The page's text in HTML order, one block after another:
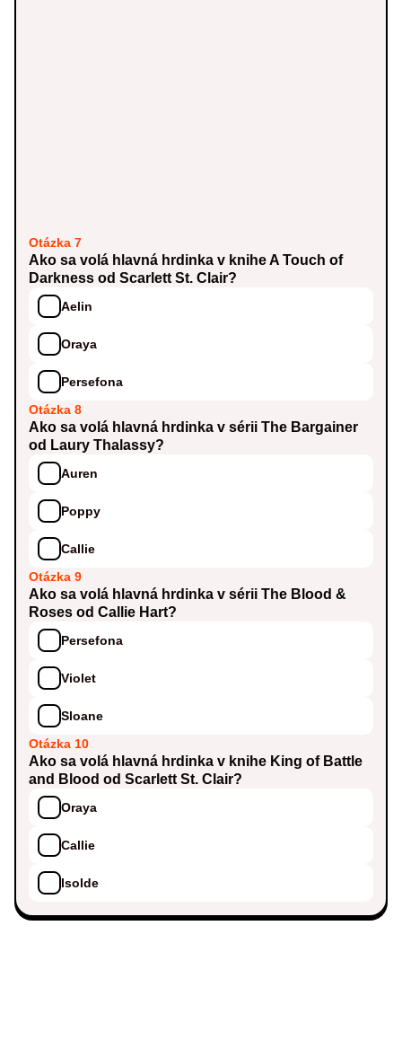
Otázka 7
Ako sa volá hlavná hrdinka v knihe A Touch of
Darkness od Scarlett St. Clair?
Aelin
Oraya
Persefona
Otázka 8
Ako sa volá hlavná hrdinka v sérii The Bargainer
od Laury Thalassy?
Auren
Poppy
Callie
Otázka 9
Ako sa volá hlavná hrdinka v sérii The Blood &
Roses od Callie Hart?
Persefona
Violet
Sloane
Otázka 10
Ako sa volá hlavná hrdinka v knihe King of Battle
and Blood od Scarlett St. Clair?
Oraya
Callie
Isolde